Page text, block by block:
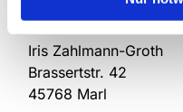
Iris Zahlmann-Groth
Brassertstr. 42
45768 Marl